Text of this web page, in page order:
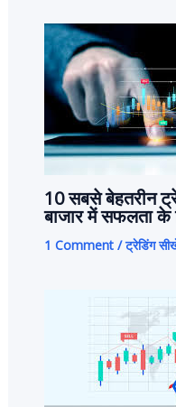
10 सबसे बेहतरीन
बाजार में सफलता के
1 Comment /ट्रेडिंग